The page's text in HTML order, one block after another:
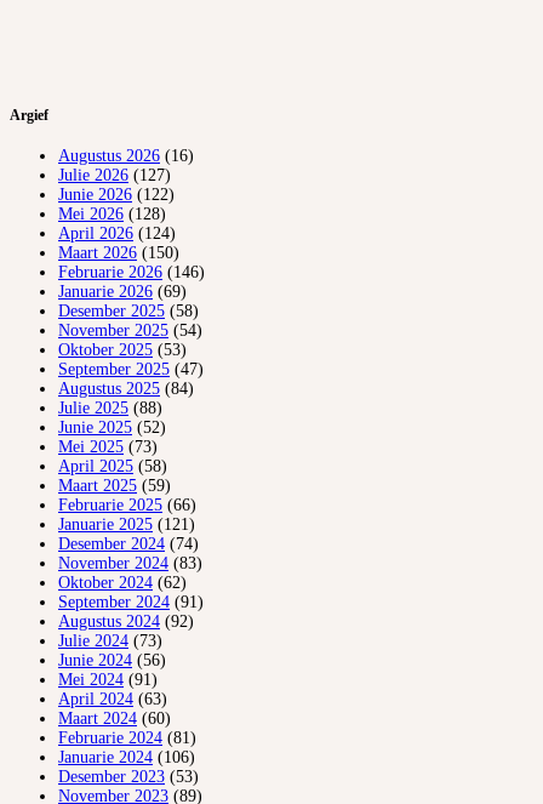
Argief
Augustus 2026 (16)
Julie 2026 (127)
Junie 2026 (122)
Mei 2026 (128)
April 2026 (124)
Maart 2026 (150)
Februarie 2026 (146)
Januarie 2026 (69)
Desember 2025 (58)
November 2025 (54)
Oktober 2025 (53)
September 2025 (47)
Augustus 2025 (84)
Julie 2025 (88)
Junie 2025 (52)
Mei 2025 (73)
April 2025 (58)
Maart 2025 (59)
Februarie 2025 (66)
Januarie 2025 (121)
Desember 2024 (74)
November 2024 (83)
Oktober 2024 (62)
September 2024 (91)
Augustus 2024 (92)
Julie 2024 (73)
Junie 2024 (56)
Mei 2024 (91)
April 2024 (63)
Maart 2024 (60)
Februarie 2024 (81)
Januarie 2024 (106)
Desember 2023 (53)
November 2023 (89)